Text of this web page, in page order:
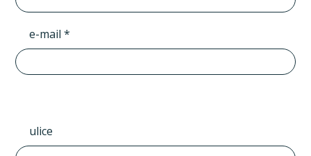
e-mail *
ulice